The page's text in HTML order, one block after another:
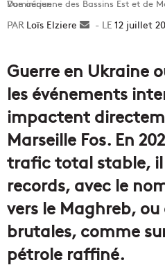
Vue aérienne des Bassins Est et de Marseille. © Grandemange Dominique
Loïs Elziere
Envoyer12 juillet
Guerre en Ukraine
les événements
impactent
Marseille Fos. En
trafic total stable,
records, avec le
vers le Maghreb,
brutales, comme
pétrole raffiné.